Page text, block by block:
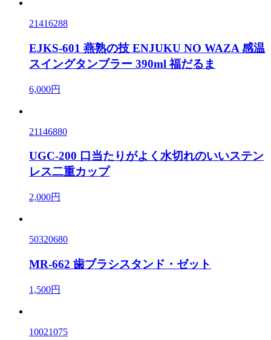
21416288
EJKS-601 燕熟の技 ENJUKU NO WAZA 感温
スイングタンブラー 390ml 福だるま
6,000円
21146880
UGC-200 口当たりがよく水切れのいいステン
レス二重カップ
2,000円
50320680
MR-662 歯ブラシスタンド・ゼット
1,500円
10021075